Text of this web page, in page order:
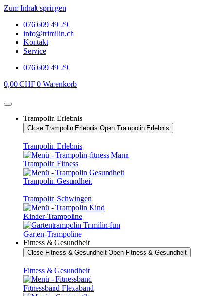
Zum Inhalt springen
076 609 49 29
info@trimilin.ch
Kontakt
Service
076 609 49 29
0,00 CHF 0 Warenkorb
Trampolin Erlebnis
Close Trampolin Erlebnis Open Trampolin Erlebnis
Trampolin Erlebnis
Trampolin Fitness
Trampolin Gesundheit
Trampolin Schwingen
Kinder-Trampoline
Garten-Trampoline
Fitness & Gesundheit
Close Fitness & Gesundheit Open Fitness & Gesundheit
Fitness & Gesundheit
Fitnessband Flexaband